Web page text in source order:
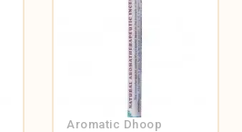
Aromatic Dhoop